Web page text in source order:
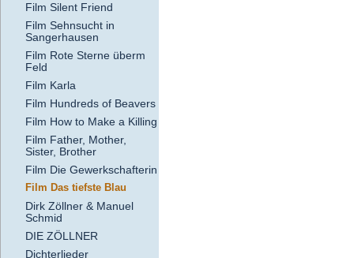
Film Silent Friend
Film Sehnsucht in
Sangerhausen
Film Rote Sterne überm
Feld
Film Karla
Film Hundreds of Beavers
Film How to Make a Killing
Film Father, Mother,
Sister, Brother
Film Die Gewerkschafterin
Film Das tiefste Blau
Dirk Zöllner & Manuel
Schmid
DIE ZÖLLNER
Dichterlieder